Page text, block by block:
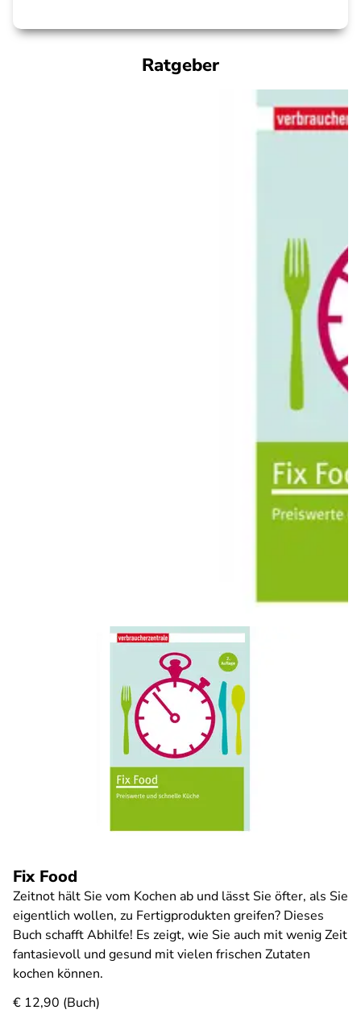
Ratgeber
Fix Food
Zeitnot hält Sie vom Kochen ab und lässt Sie öfter, als Sie
eigentlich wollen, zu Fertigprodukten greifen? Dieses
Buch schafft Abhilfe! Es zeigt, wie Sie auch mit wenig Zeit
fantasievoll und gesund mit vielen frischen Zutaten
kochen können.
€ 12,90 (Buch)